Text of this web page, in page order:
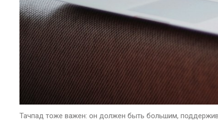
Тачпад тоже важен: он должен быть большим,